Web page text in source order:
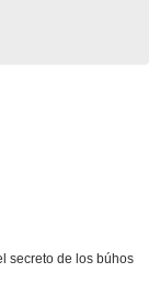
secreto de los búhos